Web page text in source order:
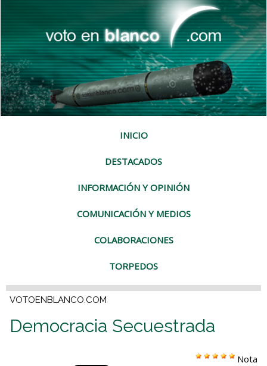
INICIO
DESTACADOS
INFORMACIÓN Y OPINIÓN
COMUNICACIÓN Y MEDIOS
COLABORACIONES
TORPEDOS
VOTOENBLANCO.COM
Democracia Secuestrada
Nota